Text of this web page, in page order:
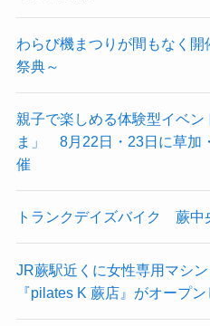
わらび機まつりが間もなく
祭典～
親子で楽しめる体験型イベ
ま」 8月22日・23日に草加
催
トランクデイズバイク 蕨中
JR蕨駅近くに女性専用マシ
『pilates K 蕨店』がオープ